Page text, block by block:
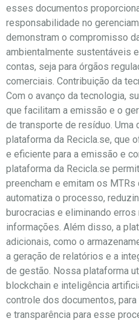
esses documentos
responsabilidade no
demonstram o compromisso
ambientalmente sustentáveis
contas, seja para órgãos
comerciais. Contribuição da
Com o avanço da tecnologia,
que facilitam a emissão e o
de transporte de resíduo.
plataforma da Recicla.se, que
e eficiente para a emissão e
plataforma da Recicla.se
preencham e emitam os
automatiza o processo,
burocracias e eliminando
informações. Além disso, a
adicionais, como o
a geração de relatórios e a
de gestão. Nossa plataforma
blockchain e inteligência
controle dos documentos,
e transparência para esse